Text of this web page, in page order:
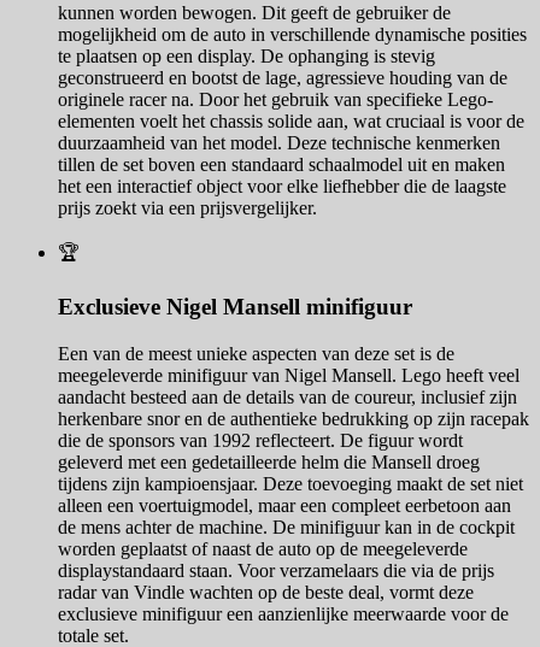
kunnen worden bewogen. Dit geeft de gebruiker de
mogelijkheid om de auto in verschillende dynamische posities
te plaatsen op een display. De ophanging is stevig
geconstrueerd en bootst de lage, agressieve houding van de
originele racer na. Door het gebruik van specifieke Lego-
elementen voelt het chassis solide aan, wat cruciaal is voor de
duurzaamheid van het model. Deze technische kenmerken
tillen de set boven een standaard schaalmodel uit en maken
het een interactief object voor elke liefhebber die de laagste
prijs zoekt via een prijsvergelijker.
🏆
Exclusieve Nigel Mansell minifiguur
Een van de meest unieke aspecten van deze set is de
meegeleverde minifiguur van Nigel Mansell. Lego heeft veel
aandacht besteed aan de details van de coureur, inclusief zijn
herkenbare snor en de authentieke bedrukking op zijn racepak
die de sponsors van 1992 reflecteert. De figuur wordt
geleverd met een gedetailleerde helm die Mansell droeg
tijdens zijn kampioensjaar. Deze toevoeging maakt de set niet
alleen een voertuigmodel, maar een compleet eerbetoon aan
de mens achter de machine. De minifiguur kan in de cockpit
worden geplaatst of naast de auto op de meegeleverde
displaystandaard staan. Voor verzamelaars die via de prijs
radar van Vindle wachten op de beste deal, vormt deze
exclusieve minifiguur een aanzienlijke meerwaarde voor de
totale set.